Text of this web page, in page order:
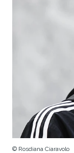
© Rosdiana Ciaravolo